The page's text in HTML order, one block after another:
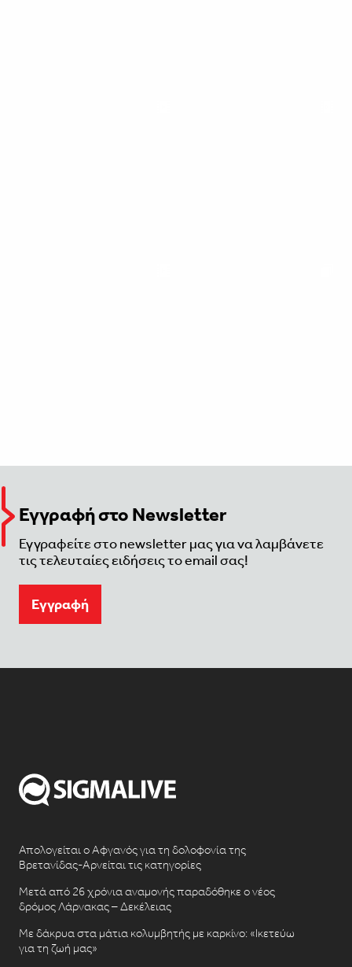
Εγγραφή στο Newsletter
Εγγραφείτε στο newsletter μας για να λαμβάνετε
τις τελευταίες ειδήσεις το email σας!
Eγγραφή
Απολογείται ο Αφγανός για τη δολοφονία της
Βρετανίδας-Αρνείται τις κατηγορίες
Μετά από 26 χρόνια αναμονής παραδόθηκε ο νέος
δρόμος Λάρνακας – Δεκέλειας
Με δάκρυα στα μάτια κολυμβητής με καρκίνο: «Ικετεύω
για τη ζωή μας»